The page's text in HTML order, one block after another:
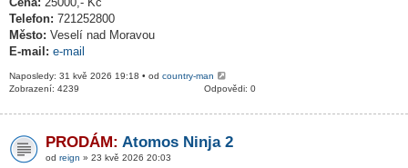
Telefon: 721252800
Město: Veselí nad Moravou
E-mail: e-mail
Naposledy: 31 kvě 2026 19:18 • od country-man
Odpovědi: 0
Zobrazení: 4239
PRODÁM: Atomos Ninja 2
od reign » 23 kvě 2026 20:03